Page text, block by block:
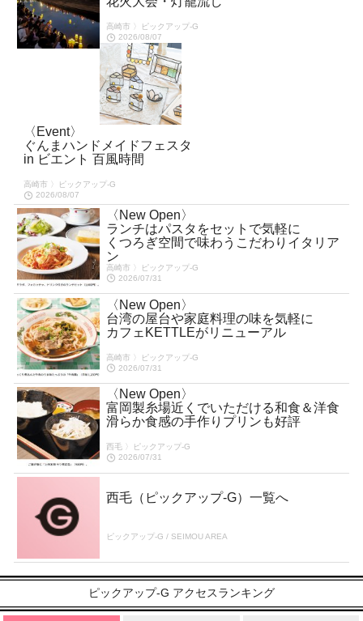
高崎市 〉ピックアップ-G
2026/08/07
〈Event〉
ぐんまハンドメイドフェスタ
in ビエント 百風時間
高崎市 〉ピックアップ-G
2026/08/07
〈New Open〉
ランチはパスタをセットで気軽に
くつろぎ空間で味わうこだわりイタリア
ン
高崎市 〉ピックアップ-G
2026/07/31
〈New Open〉
台湾の屋台や家庭料理の味を気軽に
カフェKETTLEがリニューアル
高崎市 〉ピックアップ-G
2026/07/31
〈New Open〉
富岡製糸場近くでいただける和食＆洋食
滑らか食感の手作りプリンも好評
西毛 〉ピックアップ-G
2026/07/31
西毛（ピックアップ-G）一覧へ
ピックアップ-G / SEIMOU AREA
ピックアップ-G アクセスランキング